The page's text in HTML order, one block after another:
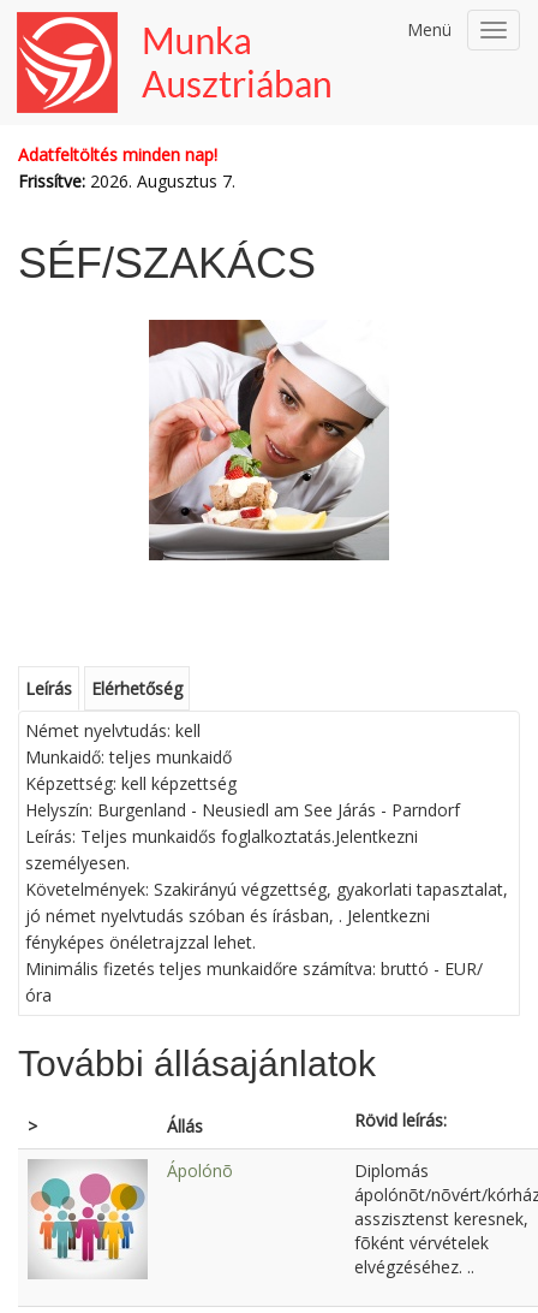
Menü
Adatfeltöltés minden nap!
Frissítve: 2026. Augusztus 7.
SÉF/SZAKÁCS
Leírás
Elérhetőség
Német nyelvtudás: kell
Munkaidő: teljes munkaidő
Képzettség: kell képzettség
Helyszín: Burgenland - Neusiedl am See Járás - Parndorf
Leírás: Teljes munkaidős foglalkoztatás.Jelentkezni
személyesen.
Követelmények: Szakirányú végzettség, gyakorlati tapasztalat,
jó német nyelvtudás szóban és írásban, . Jelentkezni
fényképes önéletrajzzal lehet.
Minimális fizetés teljes munkaidőre számítva: bruttó - EUR/
óra
További állásajánlatok
> Állás Rövid leírás:
Ápolónõ
Diplomás
ápolónõt/nõvért/
asszisztenst keresnek,
fõként vérvételek
elvégzéséhez. ..